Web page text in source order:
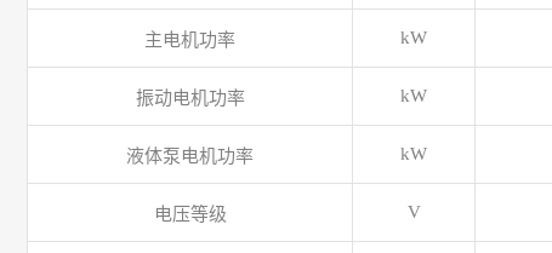
主电机功率 kW
振动电机功率 kW
液体泵电机功率 kW
电压等级 V